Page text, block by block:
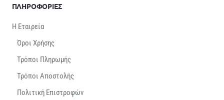
ΠΛΗΡΟΦΟΡΙΕΣ
Η Εταιρεία
Όροι Χρήσης
Τρόποι Πληρωμής
Τρόποι Αποστολής
Πολιτική Επιστροφών